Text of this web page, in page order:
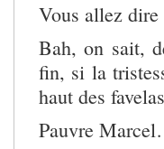
Vous allez
Bah, on sait,
fin, si la
haut des
Pauvre